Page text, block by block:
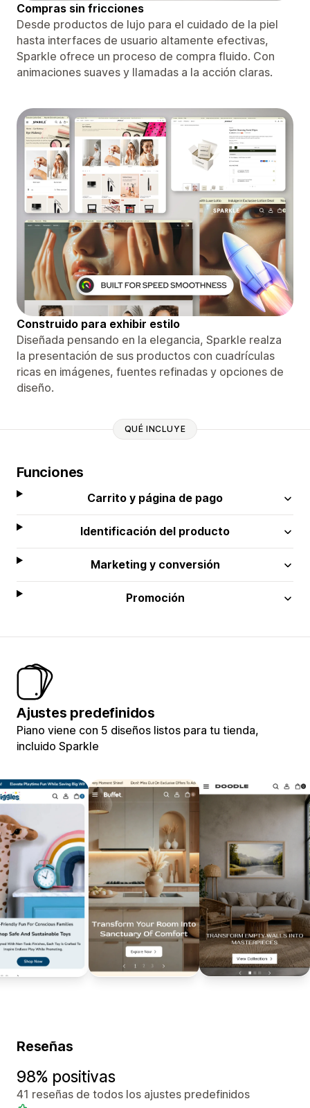
Compras sin fricciones
Desde productos de lujo para el cuidado de la piel
hasta interfaces de usuario altamente efectivas,
Sparkle ofrece un proceso de compra fluido. Con
animaciones suaves y llamadas a la acción claras.
Construido para exhibir estilo
Diseñada pensando en la elegancia, Sparkle realza
la presentación de sus productos con cuadrículas
ricas en imágenes, fuentes refinadas y opciones de
diseño.
QUÉ INCLUYE
Funciones
Carrito y página de pago
Identificación del producto
Marketing y conversión
Promoción
Ajustes predefinidos
Piano viene con 5 diseños listos para tu tienda,
incluido Sparkle
Reseñas
98% positivas
41 reseñas de todos los ajustes predefinidos